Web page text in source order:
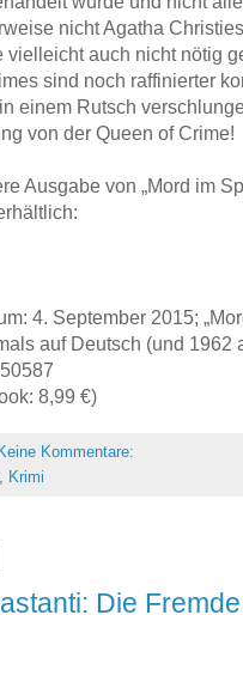
nicht Agatha
vielleicht auch nicht nötig
sind noch raffinierter
einem Rutsch
von der Queen of Crime!
Ausgabe von „Mord im
4. September 2015;
auf Deutsch (und 1962
8,99 €)
Keine Kommentare:
, Krimi
Die Fremde